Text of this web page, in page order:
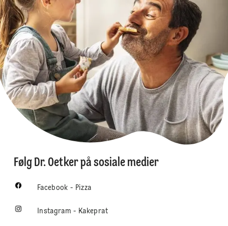
Følg Dr. Oetker på sosiale medier
Facebook - Pizza
Instagram - Kakeprat